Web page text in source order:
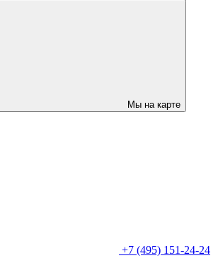
Мы на карте
+7 (495) 151-24-24